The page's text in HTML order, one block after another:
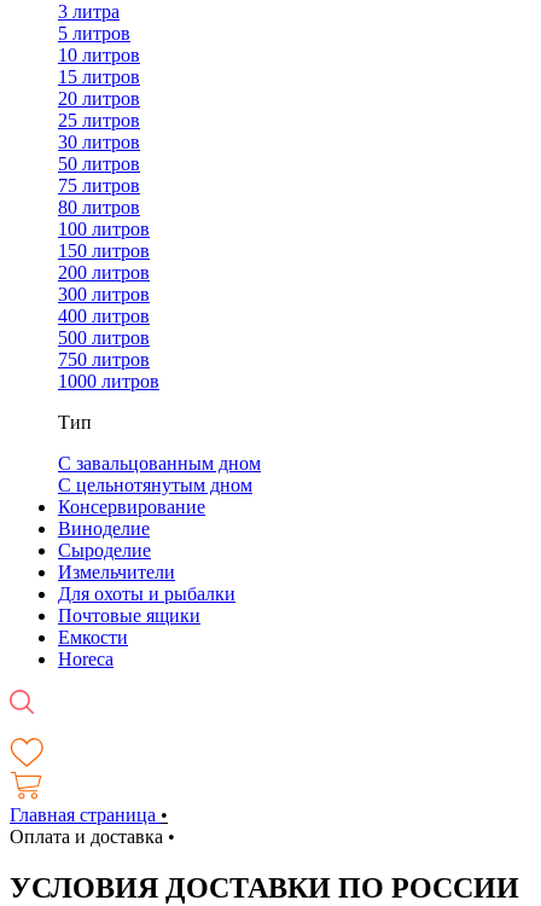
3 литра
5 литров
10 литров
15 литров
20 литров
25 литров
30 литров
50 литров
75 литров
80 литров
100 литров
150 литров
200 литров
300 литров
400 литров
500 литров
750 литров
1000 литров
Тип
С завальцованным дном
С цельнотянутым дном
Консервирование
Виноделие
Сыроделие
Измельчители
Для охоты и рыбалки
Почтовые ящики
Емкости
Horeca
Главная страница •
Оплата и доставка •
УСЛОВИЯ ДОСТАВКИ ПО РОССИИ